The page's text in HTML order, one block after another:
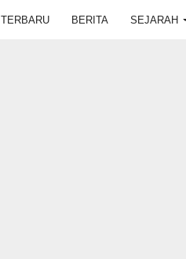
TERBARU BERITA SEJARAH